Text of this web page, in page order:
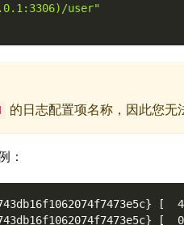
user"
的日志配置项名称，因此您无
：